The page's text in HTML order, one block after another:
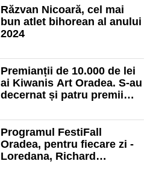
Răzvan Nicoară, cel mai
bun atlet bihorean al anului
2024
Premianții de 10.000 de lei
ai Kiwanis Art Oradea. S-au
decernat și patru premii
Programul FestiFall
Oradea, pentru fiecare zi -
Loredana, Richard